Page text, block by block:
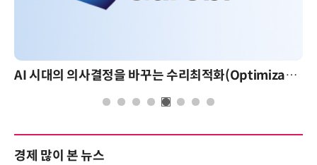
AI 시대의 의사결정을 바꾸는 수리최적화(Optimization): 실제 산업 적용 사례와 활용 전략
경제 많이 본 뉴스